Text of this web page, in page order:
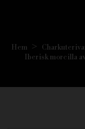
Hem
Iberisk morcilla